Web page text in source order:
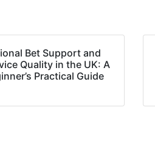
Bet Support and
Quality in the UK: A
Practical Guide